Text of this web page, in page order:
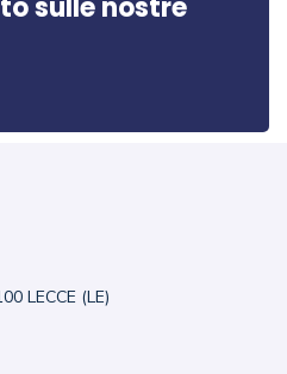
sulle nostre
LECCE (LE)